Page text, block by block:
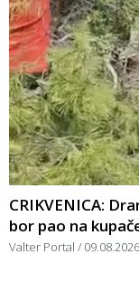
CRIKVENICA:
bor pao na
Valter Portal 09.08.2026